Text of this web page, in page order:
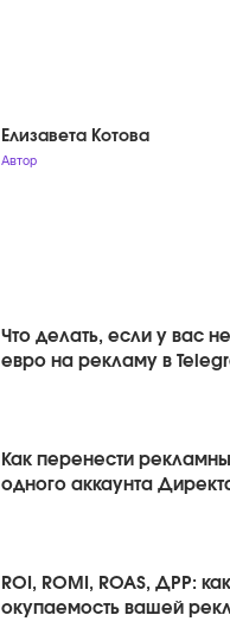
Елизавета Котова
Автор
Что делать, если у вас
евро на рекламу в
Как перенести
одного аккаунта
ROI, ROMI, ROAS, ДРР:
окупаемость вашей